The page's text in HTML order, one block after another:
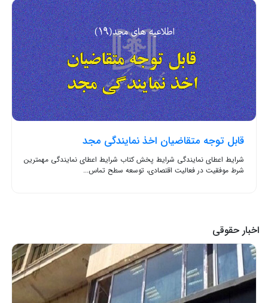
قابل توجه متقاضیان اخذ نمایندگی مجد
شرایط اعطای نمایندگی شرایط پخش کتاب شرایط اعطای نمایندگی مهمترین
شرط موفقیت در فعالیت اقتصادی، توسعه سطح تماس...
اخبار حقوقی